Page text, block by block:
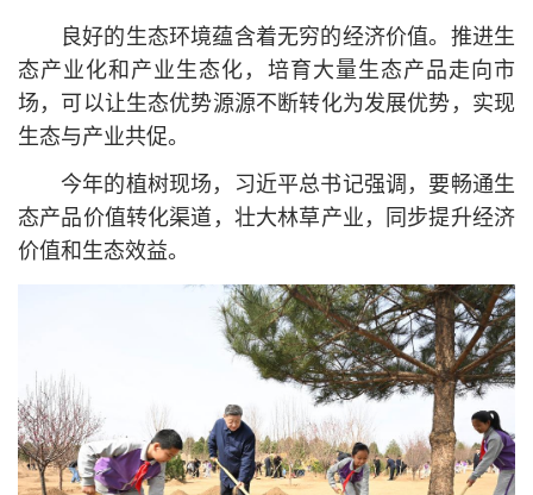
良好的生态环境蕴含着无穷的经济价值。推进生
态产业化和产业生态化，培育大量生态产品走向市
场，可以让生态优势源源不断转化为发展优势，实现
生态与产业共促。
今年的植树现场，习近平总书记强调，要畅通生
态产品价值转化渠道，壮大林草产业，同步提升经济
价值和生态效益。